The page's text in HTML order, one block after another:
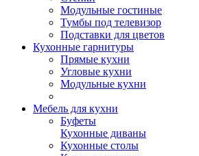
Модульные гостиные
Тумбы под телевизор
Подставки для цветов
Кухонные гарнитуры
Прямые кухни
Угловые кухни
Модульные кухни
Мебель для кухни
Буфеты
Кухонные диваны
Кухонные столы